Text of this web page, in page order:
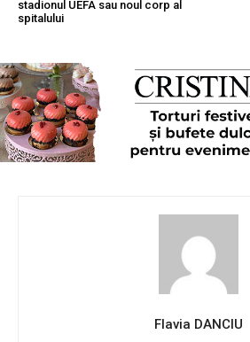
stadionul UEFA sau noul corp al
spitalului
Flavia DANCIU